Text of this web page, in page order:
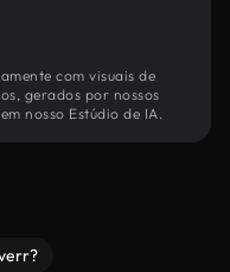
com visuais de
gerados por nossos
nosso Estúdio de IA.